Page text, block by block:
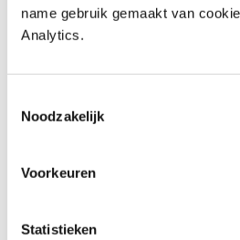
name gebruik gemaakt van
Analytics.
Noodzakelijk
Voorkeuren
Statistieken
€ 27,05 incl. btw